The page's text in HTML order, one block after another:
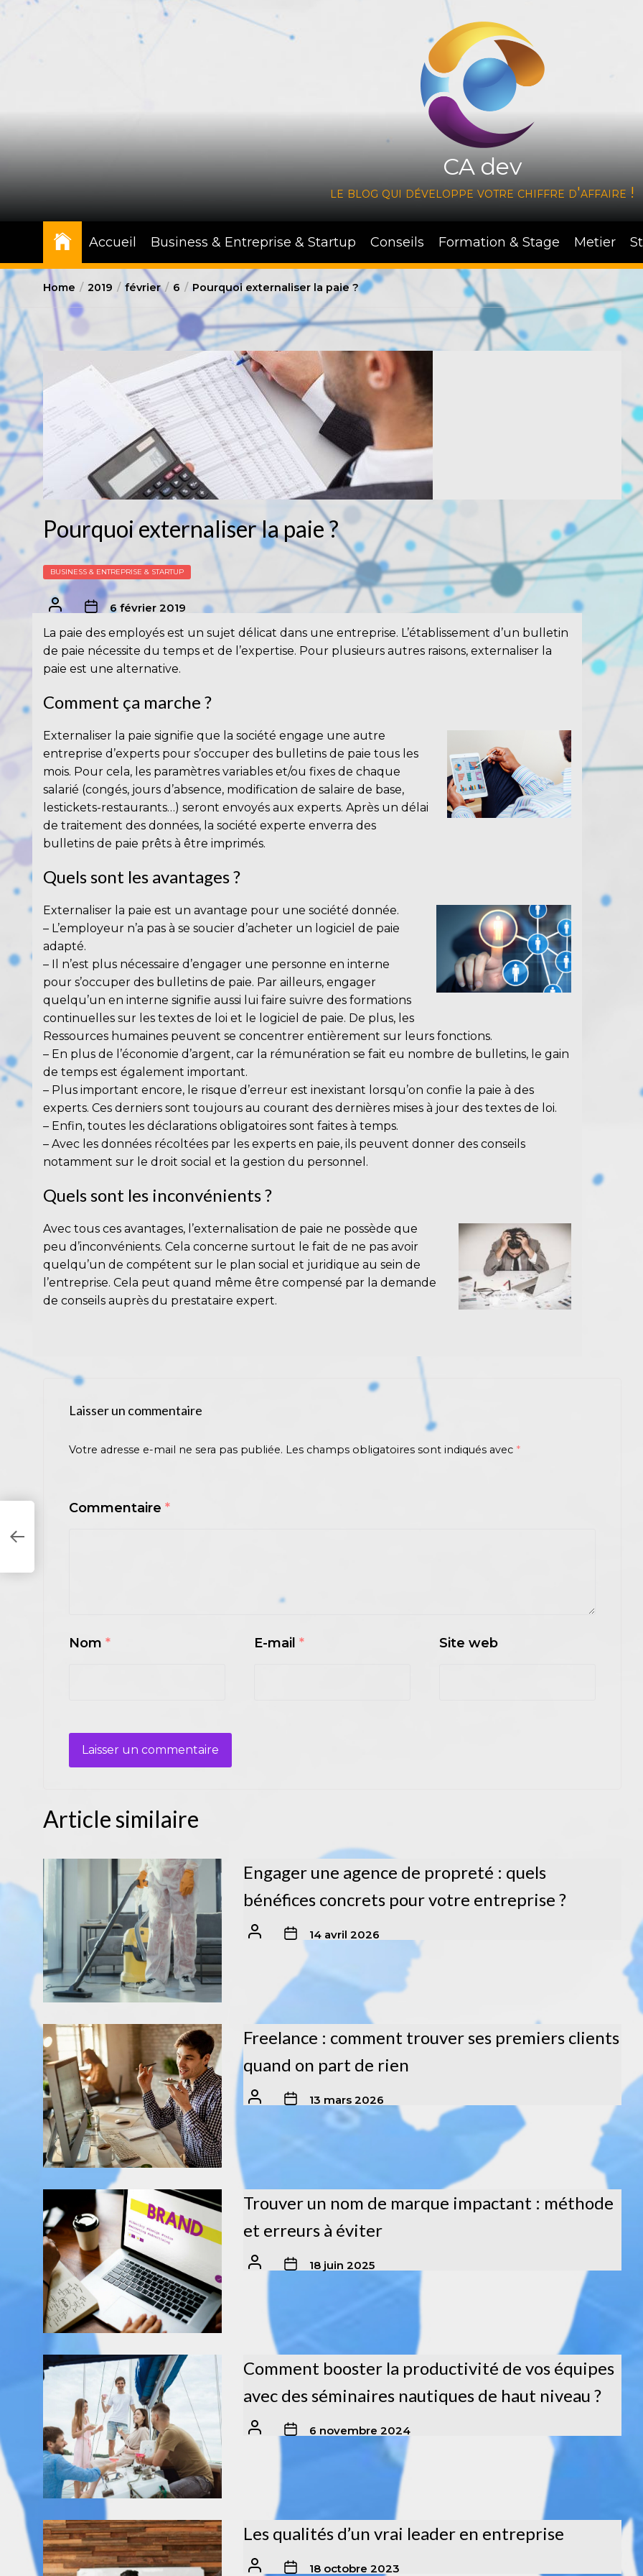
CA dev
le blog qui développe votre chiffre d'affaire !
Accueil Business & Entreprise & Startup Conseils Formation & Stage Metier
Home 2019 février 6 Pourquoi externaliser la paie ?
Pourquoi externaliser la paie ?
BUSINESS & ENTREPRISE & STARTUP
6 février 2019
La paie des employés est un sujet délicat dans une entreprise. L’établissement d’un bulletin
de paie nécessite du temps et de l’expertise. Pour plusieurs autres raisons, externaliser la
paie est une alternative.
Comment ça marche ?
Externaliser la paie signifie que la société engage une autre
entreprise d’experts pour s’occuper des bulletins de paie tous les
mois. Pour cela, les paramètres variables et/ou fixes de chaque
salarié (congés, jours d’absence, modification de salaire de base,
lestickets-restaurants…) seront envoyés aux experts. Après un délai
de traitement des données, la société experte enverra des
bulletins de paie prêts à être imprimés.
Quels sont les avantages ?
Externaliser la paie est un avantage pour une société donnée.
– L’employeur n’a pas à se soucier d’acheter un logiciel de paie
adapté.
– Il n’est plus nécessaire d’engager une personne en interne
pour s’occuper des bulletins de paie. Par ailleurs, engager
quelqu’un en interne signifie aussi lui faire suivre des formations
continuelles sur les textes de loi et le logiciel de paie. De plus, les
Ressources humaines peuvent se concentrer entièrement sur leurs fonctions.
– En plus de l’économie d’argent, car la rémunération se fait eu nombre de bulletins, le gain
de temps est également important.
– Plus important encore, le risque d’erreur est inexistant lorsqu’on confie la paie à des
experts. Ces derniers sont toujours au courant des dernières mises à jour des textes de loi.
– Enfin, toutes les déclarations obligatoires sont faites à temps.
– Avec les données récoltées par les experts en paie, ils peuvent donner des conseils
notamment sur le droit social et la gestion du personnel.
Quels sont les inconvénients ?
Avec tous ces avantages, l’externalisation de paie ne possède que
peu d’inconvénients. Cela concerne surtout le fait de ne pas avoir
quelqu’un de compétent sur le plan social et juridique au sein de
l’entreprise. Cela peut quand même être compensé par la demande
de conseils auprès du prestataire expert.
Laisser un commentaire
Votre adresse e-mail ne sera pas publiée. Les champs obligatoires sont indiqués avec *
Commentaire *
Nom * E-mail * Site web
Article similaire
Engager une agence de propreté : quels
bénéfices concrets pour votre entreprise ?
14 avril 2026
Freelance : comment trouver ses premiers clients
quand on part de rien
13 mars 2026
Trouver un nom de marque impactant : méthode
et erreurs à éviter
18 juin 2025
Comment booster la productivité de vos équipes
avec des séminaires nautiques de haut niveau ?
6 novembre 2024
Les qualités d’un vrai leader en entreprise
18 octobre 2023